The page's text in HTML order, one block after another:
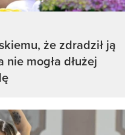
że zdradził ją
nie mogła dłużej